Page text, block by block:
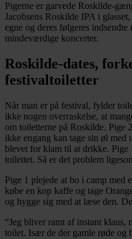
Pigerne er garvede Roskilde-
Jacobsens Roskilde IPA i
egne og deres følgeres
mindeværdige koncerter.
Roskilde-dates,
festivaltoiletter
Når man er på festival, fylder
ikke nogen overraskelse, at
om toiletterne på Roskilde. Pige
ikke engang kan tage sin øl med
blevet for klam til at drikke. Pige
toilettet. Så er det problem
Pige 1 plejede at bo i camp med
købe en kop kaffe og tage
og hygge sig med at læse den.
“Jeg bliver ramt af instant klaus,
toilet. Især de der gamle røde og